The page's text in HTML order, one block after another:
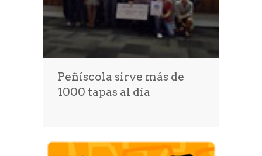
Peñíscola sirve más de
1000 tapas al día